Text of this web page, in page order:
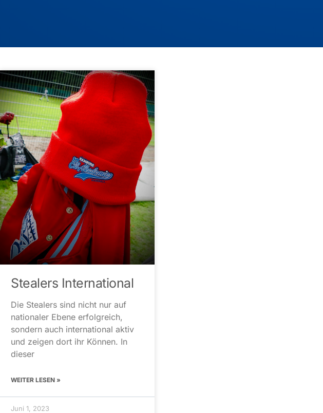
Stealers International
Die Stealers sind nicht nur auf
nationaler Ebene erfolgreich,
sondern auch international aktiv
und zeigen dort ihr Können. In
dieser
WEITER LESEN »
Juni 1, 2023